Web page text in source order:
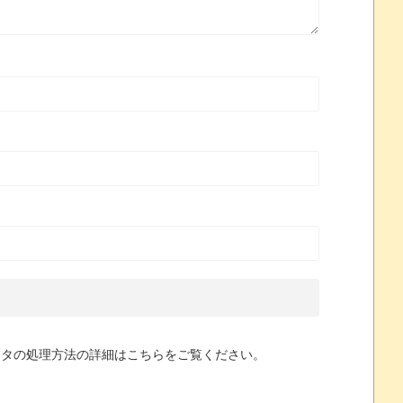
の処理方法の詳細はこちらをご覧ください。